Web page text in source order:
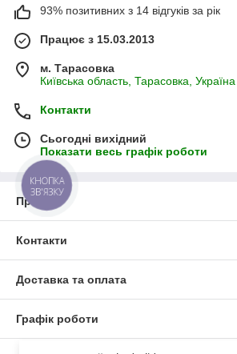
93% позитивних з 14 відгуків за рік
Працює з 15.03.2013
м. Тарасовка
Київська область, Тарасовка, Україна
Контакти
Сьогодні вихідний
Показати весь графік роботи
Про нас
Контакти
Доставка та оплата
Графік роботи
КНОПКА
ЗВ'ЯЗКУ